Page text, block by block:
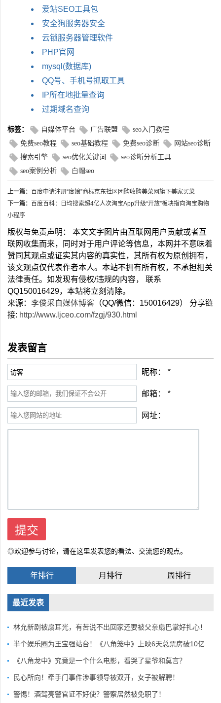
爱站SEO工具包
安全狗服务器安全
云锁服务器管理软件
PHP官网
mysql(数据库)
QQ号、手机号抓取工具
IP所在地批量查询
过期域名查询
标签： 自媒体平台 广告联盟
seo入门教程
免费seo教程
seo基础教程 免费seo诊断
网站seo诊断
搜索引擎
seo优化关键词
seo诊断分析工具
seo案例分析
白帽seo
上一篇：
百度申请注册“度娘”商标京东社区团购收购美菜网旗下美家买菜
下一篇：
百度百科：日均搜索超4亿人次淘宝App升级“开放”板块指向淘宝购物
小程序
版权与免责声明： 本文文字图片由互联网用户贡献或者互
联网收集而来，同时对于用户评论等信息，本网并不意味着
赞同其观点或证实其内容的真实性，其所有权为原创拥有，
该文观点仅代表作者本人。本站不拥有所有权，不承担相关
法律责任。如发现有侵权/违规的内容， 联系
QQ150016429，本站将立刻清除。
来源： 李俊采自媒体博客 （QQ/微信：150016429） 分享链
接: http://www.ljceo.com/fzgj/930.html
发表留言
昵称： *
邮箱： *
网址：
◎欢迎参与讨论，请在这里发表您的看法、交流您的观点。
年排行 月排行 周排行
最近发表
林允新剧被扇耳光，有苦说不出回家还要被父亲扇巴掌好扎心！
半个娱乐圈为王宝强站台！《八角笼中》上映6天总票房破10亿
《八角龙中》究竟是一个什么电影，看哭了星爷和莫言？
民心所向！牵手门事件涉事领导被双开，女子被解聘！
警惕！酒驾亮警官证不好使？警察居然被免职了！